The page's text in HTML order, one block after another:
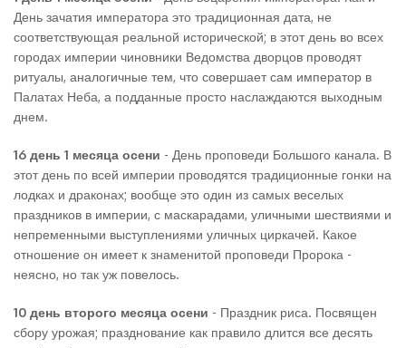
День зачатия императора это традиционная дата, не
соответствующая реальной исторической; в этот день во всех
городах империи чиновники Ведомства дворцов проводят
ритуалы, аналогичные тем, что совершает сам император в
Палатах Неба, а подданные просто наслаждаются выходным
днем.
16 день 1 месяца осени - День проповеди Большого канала. В
этот день по всей империи проводятся традиционные гонки на
лодках и драконах; вообще это один из самых веселых
праздников в империи, с маскарадами, уличными шествиями и
непременными выступлениями уличных циркачей. Какое
отношение он имеет к знаменитой проповеди Пророка -
неясно, но так уж повелось.
10 день второго месяца осени - Праздник риса. Посвящен
сбору урожая; празднование как правило длится все десять